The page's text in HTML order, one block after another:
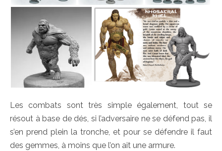
Les combats sont très simple également, tout se
résout à base de dés, si l’adversaire ne se défend pas, il
s’en prend plein la tronche, et pour se défendre il faut
des gemmes, à moins que l’on ait une armure.